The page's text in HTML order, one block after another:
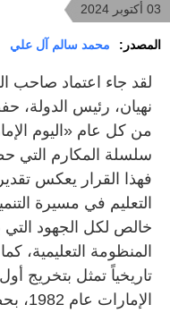
03 أكتوبر 2024
المصدر: محمد سالم آل علي
لقد جاء اعتماد صاحب
من كل عام «اليوم
سلسلة المكارم التي
فهذا القرار يعكس
التعليم في مسيرة
خالص لكل الجهود التي
المنظومة التعليمية،
تاريخياً تمثل بتخريج